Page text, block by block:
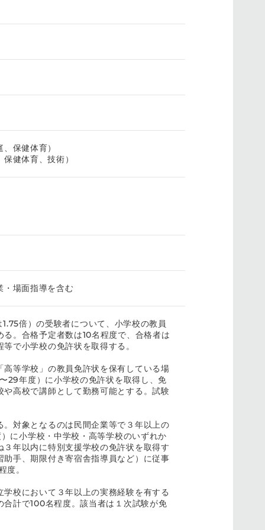
保健体育）
健体育、技術）
場面指導を含む
倍）の受験者について、小学校の教員
。合格予定者数は10名程度で、合格者は
で小学校の免許状を取得する。
等学校」の教員免許状を保有している場
29年度）に小学校の免許状を取得し、免
高校で講師として勤務可能とする。試験
対象となるのは民間企業等で３年以上の
に小学校・中学校・高等学校のいずれか
年以内に特別支援学校の免許状を取得す
手、期限付き寄宿舎指導員など）に従事
度。
校において３年以上の実務経験を有する
計で100名程度。該当者は１次試験が免